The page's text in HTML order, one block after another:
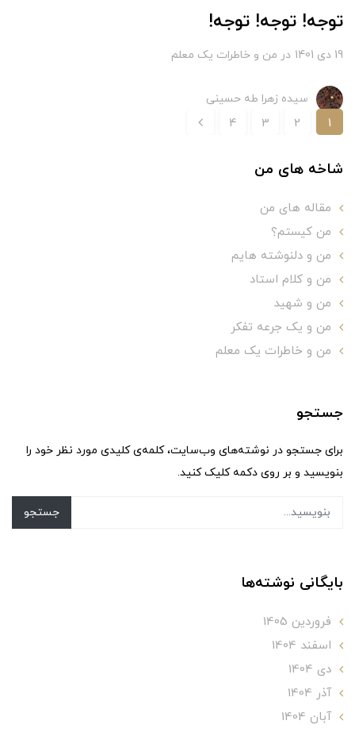
توجه! توجه! توجه!
19 دی 1401 در من و خاطرات یک معلم
سیده زهرا طه حسینی
1
2
3
4
شاخه های من
مقاله های من
من کیستم؟
من و دلنوشته هایم
من و کلام استاد
من و شهید
من و یک جرعه تفکر
من و خاطرات یک معلم
جستجو
برای جستجو در نوشته‌های وب‌سایت، کلمه‌ی کلیدی مورد نظر خود را
بنویسید و بر روی دکمه کلیک کنید.
جستجو
بایگانی نوشته‌ها
فروردین 1405
اسفند 1404
دی 1404
آذر 1404
آبان 1404